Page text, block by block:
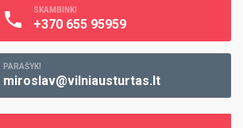
SKAMBINK!
+370 655 95959
PARAŠYK!
miroslav@vilniausturtas.lt